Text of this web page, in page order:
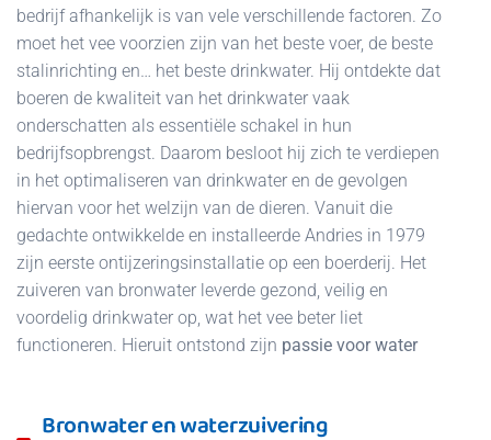
bedrijf afhankelijk is van vele verschillende factoren. Zo
moet het vee voorzien zijn van het beste voer, de beste
stalinrichting en… het beste drinkwater. Hij ontdekte dat
boeren de kwaliteit van het drinkwater vaak
onderschatten als essentiële schakel in hun
bedrijfsopbrengst. Daarom besloot hij zich te verdiepen
in het optimaliseren van drinkwater en de gevolgen
hiervan voor het welzijn van de dieren. Vanuit die
gedachte ontwikkelde en installeerde Andries in 1979
zijn eerste ontijzeringsinstallatie op een boerderij. Het
zuiveren van bronwater leverde gezond, veilig en
voordelig drinkwater op, wat het vee beter liet
functioneren. Hieruit ontstond zijn passie voor water
Bronwater en waterzuivering